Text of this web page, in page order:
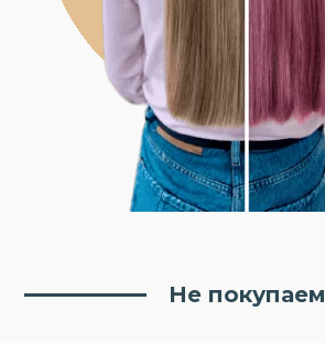
Не покупаем